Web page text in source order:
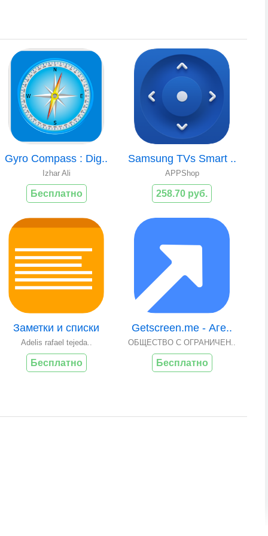
Gyro Compass : Dig..
Izhar Ali
Бесплатно
Samsung TVs Smart ..
APPShop
258.70 руб.
Заметки и списки
Adelis rafael tejeda..
Бесплатно
Getscreen.me - Аге..
ОБЩЕСТВО С ОГРАНИЧЕН..
Бесплатно